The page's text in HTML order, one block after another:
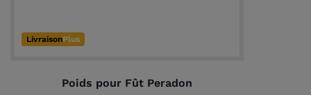
LivraisonPlus
Poids pour Fût Peradon